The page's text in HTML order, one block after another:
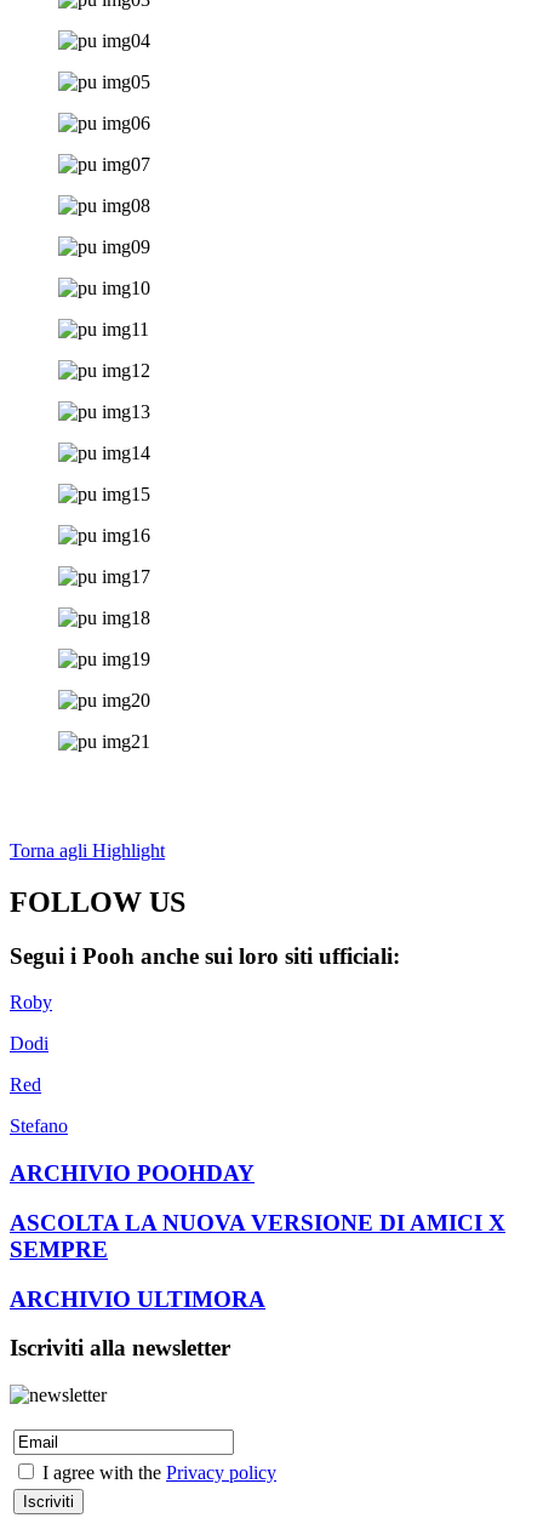
Torna agli Highlight
FOLLOW US
Segui i Pooh anche sui loro siti ufficiali:
Roby
Dodi
Red
Stefano
ARCHIVIO POOHDAY
ASCOLTA LA NUOVA VERSIONE DI AMICI X
SEMPRE
ARCHIVIO ULTIMORA
Iscriviti alla newsletter
I agree with the Privacy policy